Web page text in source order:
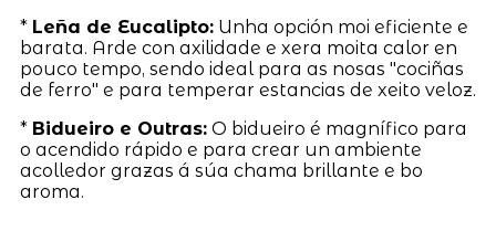
* Leña de Eucalipto:Unha opción moi eficiente e
barata. Arde con axilidade e xera moita calor en
pouco tempo, sendo ideal para as nosas "cociñas
de ferro" e para temperar estancias de xeito veloz.
* Bidueiro e Outras:O bidueiro é magnífico para
o acendido rápido e para crear un ambiente
acolledor grazas á súa chama brillante e bo
aroma.